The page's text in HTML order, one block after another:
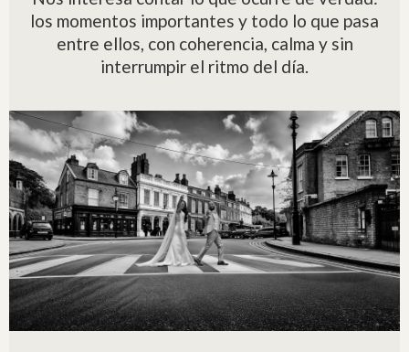
los momentos importantes y todo lo que pasa
entre ellos, con coherencia, calma y sin
interrumpir el ritmo del día.